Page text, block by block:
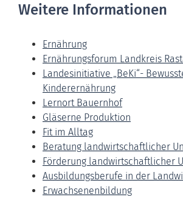
Weitere Informationen
Ernährung
Ernährungsforum Landkreis
Landesinitiative „BeKi“-
Kinderernährung
Lernort Bauernhof
Gläserne Produktion
Fit im Alltag
Beratung landwirtschaftlicher
Förderung landwirtschaftlicher
Ausbildungsberufe in der
Erwachsenenbildung